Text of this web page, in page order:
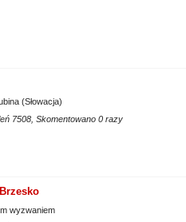
(Słowacja)
7508, Skomentowano 0 razy
wyzwaniem